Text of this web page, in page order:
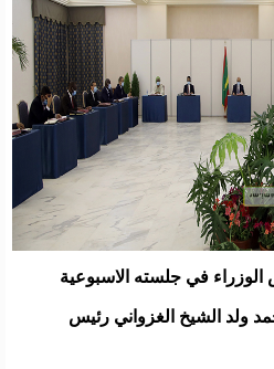
في جلسته الاسبوعية
ولد الشيخ الغزواني رئيس